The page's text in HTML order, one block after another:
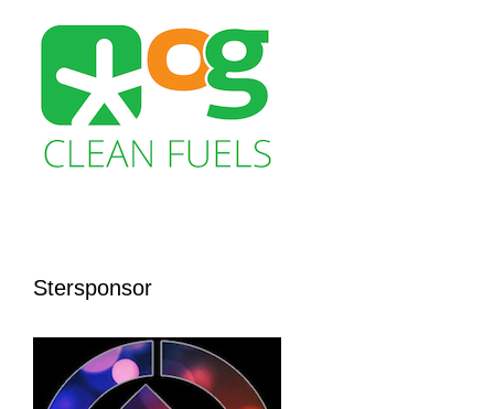
Stersponsor